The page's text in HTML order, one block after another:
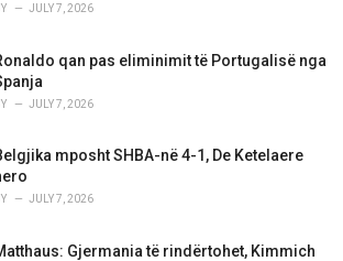
JULY 7, 2026
qan pas eliminimit të Portugalisë nga
JULY 7, 2026
mposht SHBA-në 4-1, De Ketelaere
JULY 7, 2026
Gjermania të rindërtohet, Kimmich